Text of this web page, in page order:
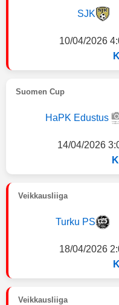
SJK
10/04/2026
Suomen Cup
HaPK Edustus
14/04/2026
Veikkausliiga
Turku PS
18/04/2026
Veikkausliiga